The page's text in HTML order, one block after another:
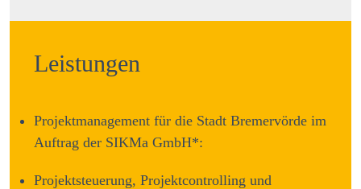
Leistungen
Projektmanagement für die Stadt Bremervörde im
Auftrag der SIKMa GmbH*:
Projektsteuerung, Projektcontrolling und